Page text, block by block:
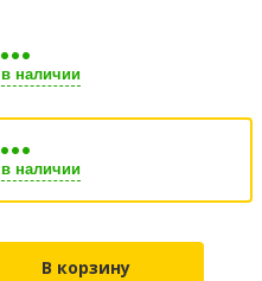
в наличии
в наличии
В корзину